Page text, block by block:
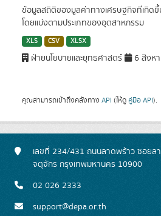
ข้อมูลสถิติของมูลค่าทางเศรษฐกิจที่เกิด
โดยแบ่งตามประเภทของอุตสาหกรรม
XLS CSV XLSX
ฝ่ายนโยบายและยุทธศาสตร์ 6 สิงห
คุณสามารถเข้าถึงคลังทาง API (ให้ดู คู่มือ API).
เลขที่ 234/431 ถนนลาดพร้าว ซอยล
จตุจักร กรุงเทพมหานคร 10900
02 026 2333
support@depa.or.th